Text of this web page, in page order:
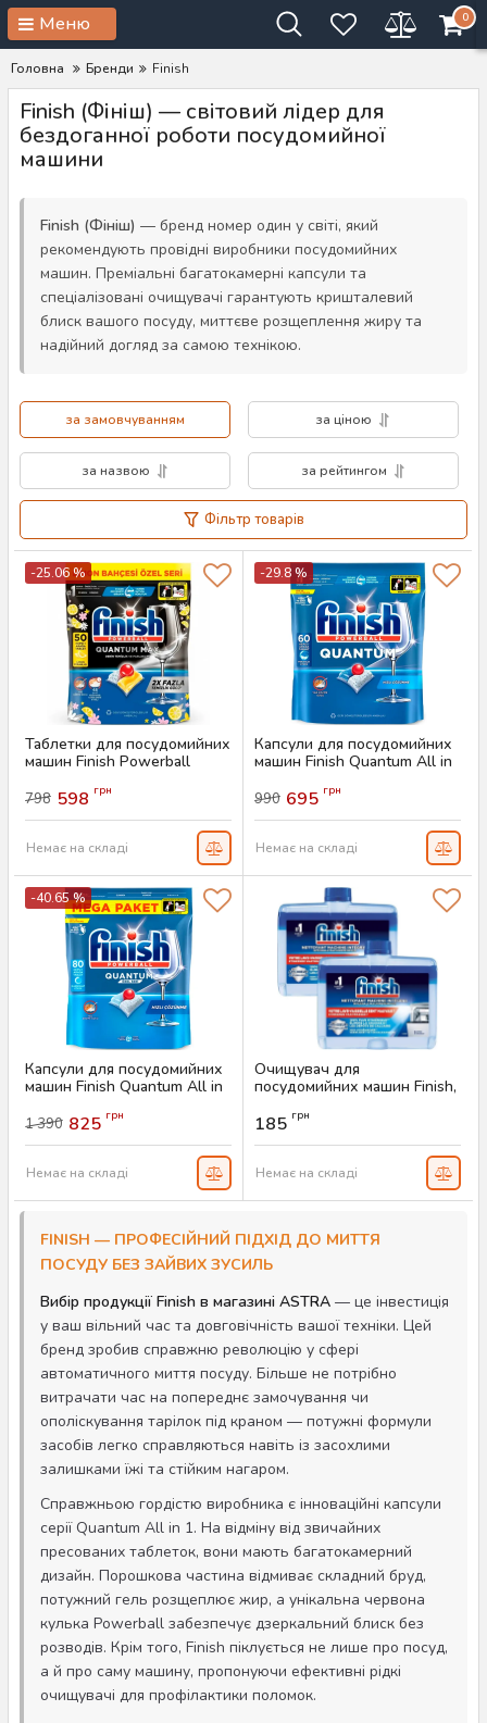
Меню 0
Головна Бренди Finish
Finish (Фініш) — світовий лідер для
бездоганної роботи посудомийної
машини
Finish (Фініш) — бренд номер один у світі, який
рекомендують провідні виробники посудомийних
машин. Преміальні багатокамерні капсули та
спеціалізовані очищувачі гарантують кришталевий
блиск вашого посуду, миттєве розщеплення жиру та
надійний догляд за самою технікою.
за замовчуванням за ціною
за назвою за рейтингом
Фільтр товарів
-25.06 %
Таблетки для посудомийних
машин Finish Powerball
Артикул:AS-00675
798 598 грн
Немає на складі
-29.8 %
Капсули для посудомийних
машин Finish Quantum All in
Артикул: AS-00438
990 695 грн
Немає на складі
-40.65 %
Капсули для посудомийних
машин Finish Quantum All in
Артикул:AS-00437
1 390 825 грн
Немає на складі
Очищувач для
посудомийних машин Finish,
Артикул:
185 грн
Немає на складі
FINISH — ПРОФЕСІЙНИЙ ПІДХІД ДО МИТТЯ
ПОСУДУ БЕЗ ЗАЙВИХ ЗУСИЛЬ
Вибір продукції Finish в магазині ASTRA — це інвестиція
у ваш вільний час та довговічність вашої техніки. Цей
бренд зробив справжню революцію у сфері
автоматичного миття посуду. Більше не потрібно
витрачати час на попереднє замочування чи
ополіскування тарілок під краном — потужні формули
засобів легко справляються навіть із засохлими
залишками їжі та стійким нагаром.
Справжньою гордістю виробника є інноваційні капсули
серії Quantum All in 1. На відміну від звичайних
пресованих таблеток, вони мають багатокамерний
дизайн. Порошкова частина відмиває складний бруд,
потужний гель розщеплює жир, а унікальна червона
кулька Powerball забезпечує дзеркальний блиск без
розводів. Крім того, Finish піклується не лише про посуд,
а й про саму машину, пропонуючи ефективні рідкі
очищувачі для профілактики поломок.